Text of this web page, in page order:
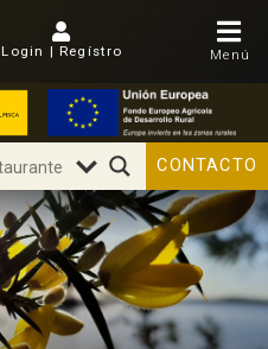
Login | Regístro Menú
CONTACTO